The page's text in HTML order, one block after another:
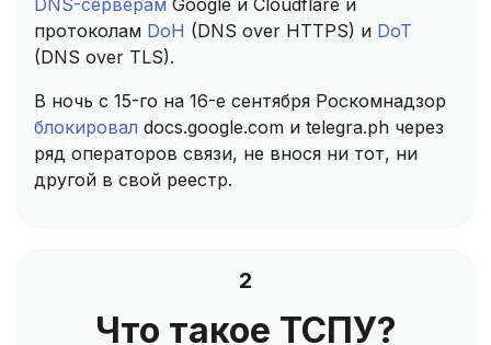
DNS-серверам Google и Cloudflare и
протоколам DoH (DNS over HTTPS) и DoT
(DNS over TLS).
В ночь с 15-го на 16-е сентября Роскомнадзор
блокировал docs.google.com и telegra.ph через
ряд операторов связи, не внося ни тот, ни
другой в свой реестр.
2
Что такое ТСПУ?